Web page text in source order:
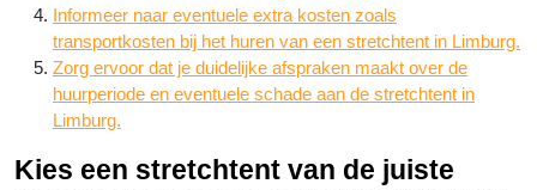
Informeer naar eventuele extra kosten zoals
transportkosten bij het huren van een stretchtent in Limburg.
Zorg ervoor dat je duidelijke afspraken maakt over de
huurperiode en eventuele schade aan de stretchtent in
Limburg.
Kies een stretchtent van de juiste